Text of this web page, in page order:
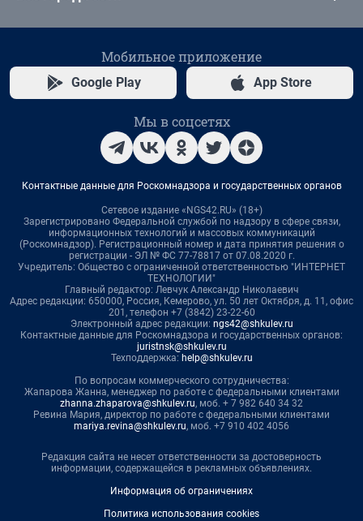
Мобильное приложение
Google Play App Store
Мы в соцсетях
Контактные данные для Роскомнадзора и государственных органов
Сетевое издание «NGS42.RU» (18+)
Зарегистрировано Федеральной службой по надзору в сфере связи,
информационных технологий и массовых коммуникаций
(Роскомнадзор). Регистрационный номер и дата принятия решения о
регистрации - ЭЛ № ФС 77-78817 от 07.08.2020 г.
Учредитель: Общество с ограниченной ответственностью "ИНТЕРНЕТ
ТЕХНОЛОГИИ"
Главный редактор: Левчук Александр Николаевич
Адрес редакции: 650000, Россия, Кемерово, ул. 50 лет Октября, д. 11, офис
201, телефон +7 (3842) 23-22-60
Электронный адрес редакции: ngs42@shkulev.ru
Контактные данные для Роскомнадзора и государственных органов:
juristnsk@shkulev.ru
Техподдержка: help@shkulev.ru
По вопросам коммерческого сотрудничества:
Жапарова Жанна, менеджер по работе с федеральными клиентами
zhanna.zhaparova@shkulev.ru, моб. + 7 982 640 34 32
Ревина Мария, директор по работе с федеральными клиентами
mariya.revina@shkulev.ru, моб. +7 910 402 4056
Редакция сайта не несет ответственности за достоверность
информации, содержащейся в рекламных объявлениях.
Информация об ограничениях
Политика использования cookies